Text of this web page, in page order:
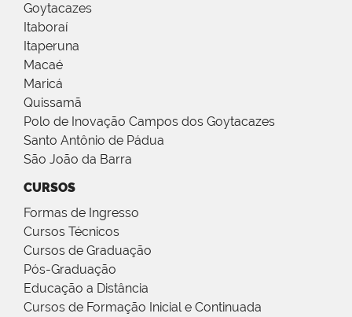
Goytacazes
Itaboraí
Itaperuna
Macaé
Maricá
Quissamã
Polo de Inovação Campos dos Goytacazes
Santo Antônio de Pádua
São João da Barra
CURSOS
Formas de Ingresso
Cursos Técnicos
Cursos de Graduação
Pós-Graduação
Educação a Distância
Cursos de Formação Inicial e Continuada